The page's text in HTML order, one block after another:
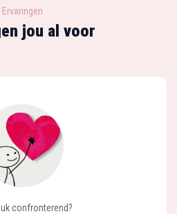
Ervaringen
jou al voor
confronterend?